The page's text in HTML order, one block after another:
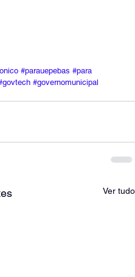
#parauepebas #para
#governomunicipal
Ver tudo